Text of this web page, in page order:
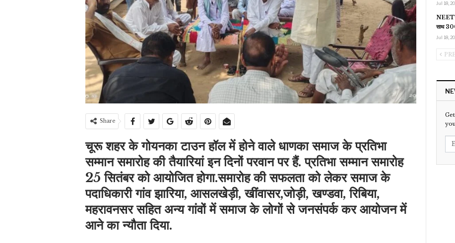
Share
चूरू शहर के गोयनका टाउन हॉल में होने वाले धाणका समाज के प्रतिभा
सम्मान समारोह की तैयारियां इन दिनों परवान पर हैं. प्रतिभा सम्मान समारोह
25 सितंबर को आयोजित होगा.समारोह की सफलता को लेकर समाज के
पदाधिकारी गांव झारिया, आसलखेड़ी, खींवासर,जोड़ी, खण्डवा, रिबिया,
महरावनसर सहित अन्य गांवों में समाज के लोगों से जनसंपर्क कर आयोजन में
आने का न्यौता दिया.
Jul 18,
NEET-
साथ
Jul 18,